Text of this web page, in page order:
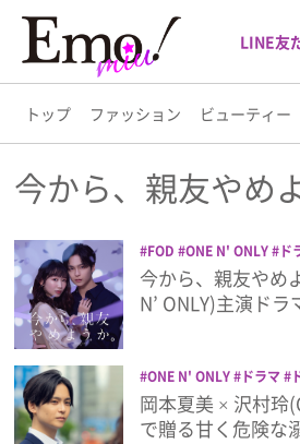
LINE友
トップ ファッション ビューティー
トップ
ファッション
ビューティー
カフェ・グルメ
エンタメ
今から、親友やめ
FOD ONE N' ONLY ド
今から、親友やめようか
今から、親友やめ
N’ ONLY)主演ド
ONE N' ONLY ドラマ
井内悠陽 今から、親友や
村玲
岡本夏美 × 沢村玲
で贈る甘く危険な